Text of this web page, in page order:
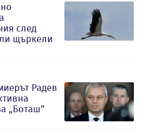
след
щъркели
Радев
„Боташ“